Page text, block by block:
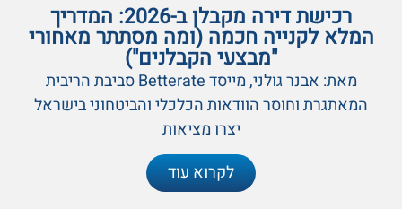
רכישת דירה מקבלן ב-2026: המדריך
המלא לקנייה חכמה (ומה מסתתר מאחורי
"מבצעי הקבלנים")
מאת: אבנר גולני, מייסד Betterate סביבת הריבית
המאתגרת וחוסר הוודאות הכלכלי והביטחוני בישראל
יצרו מציאות
לקרוא עוד